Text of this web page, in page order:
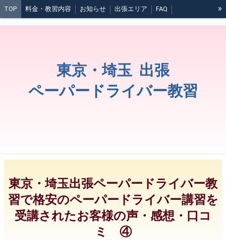
TOP 料金・教習内容 お知らせ 出張エリア FAQ
ご予約から教習開始までの流れ お問い合わせ・お申し込み
高齢者講習 煽り運転について 日常点検
セルフガソリンスタンドの利用方法
»
東京・埼玉 出張
ペーパードライバー教習
東京・埼玉出張ペーパードライバー教
習で格安のペーパードライバー講習を
受講されたお客様の声・感想・口コ
ミ ④